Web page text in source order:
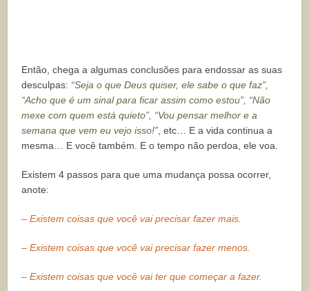
Então, chega a algumas conclusões para endossar as suas
desculpas: “Seja o que Deus quiser, ele sabe o que faz”,
“Acho que é um sinal para ficar assim como estou”, “Não
mexe com quem está quieto”, “Vou pensar melhor e a
semana que vem eu vejo isso!” , etc… E a vida continua a
mesma… E você também. E o tempo não perdoa, ele voa.
Existem 4 passos para que uma mudança possa ocorrer,
anote:
– Existem coisas que você vai precisar fazer mais.
– Existem coisas que você vai precisar fazer menos.
– Existem coisas que você vai ter que começar a fazer.